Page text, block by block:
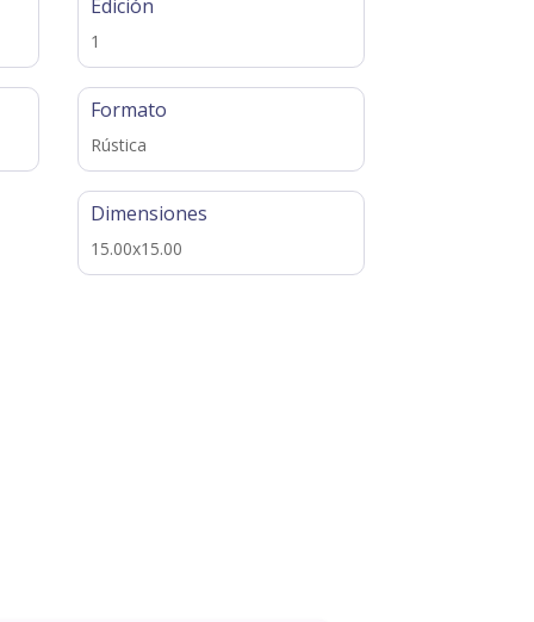
Edición
1
Formato
Rústica
Dimensiones
15.00x15.00